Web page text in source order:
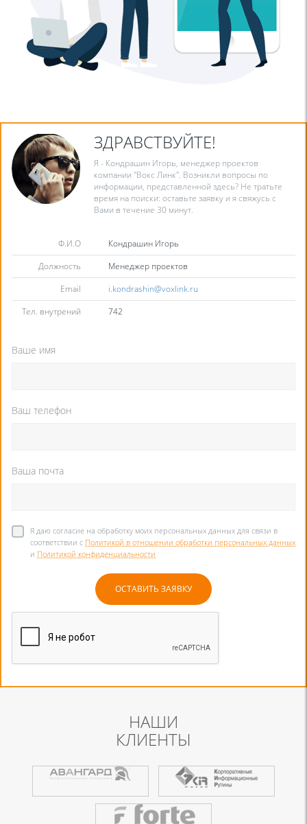
ЗДРАВСТВУЙТЕ!
Я - Кондрашин Игорь, менеджер проектов
компании "Вокс Линк". Возникли вопросы по
информации, представленной здесь? Не тратьте
время на поиски: оставьте заявку и я свяжусь с
Вами в течение 30 минут.
Ф.И.О
Кондрашин Игорь
Должность
Менеджер проектов
Email
i.kondrashin@voxlink.ru
Тел. внутрений
742
Ваше имя
Ваш телефон
Ваша почта
Я даю согласие на обработку моих персональных данных для связи в
соответствии с Политикой в отношении обработки персональных данных
и Политикой конфиденциальности
НАШИ
КЛИЕНТЫ